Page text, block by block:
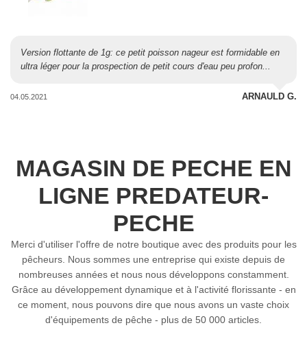
Version flottante de 1g: ce petit poisson nageur est formidable en
ultra léger pour la prospection de petit cours d'eau peu profon...
04.05.2021 ARNAULD G.
MAGASIN DE PECHE EN
LIGNE PREDATEUR-
PECHE
Merci d'utiliser l'offre de notre boutique avec des produits pour les
pêcheurs. Nous sommes une entreprise qui existe depuis de
nombreuses années et nous nous développons constamment.
Grâce au développement dynamique et à l'activité florissante - en
ce moment, nous pouvons dire que nous avons un vaste choix
d'équipements de pêche - plus de 50 000 articles.